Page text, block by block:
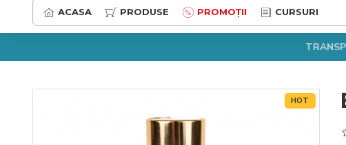
ACASA PRODUSE PROMOȚII CURSURI
HOT